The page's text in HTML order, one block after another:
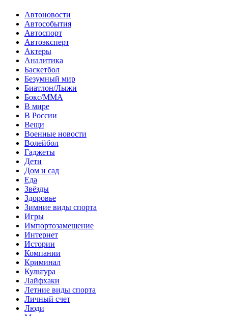
Автоновости
Автособытия
Автоспорт
Автоэксперт
Актеры
Аналитика
Баскетбол
Безумный мир
Биатлон/Лыжи
Бокс/MMA
В мире
В России
Вещи
Военные новости
Волейбол
Гаджеты
Дети
Дом и сад
Еда
Звёзды
Здоровье
Зимние виды спорта
Игры
Импортозамещение
Интернет
Истории
Компании
Криминал
Культура
Лайфхаки
Летние виды спорта
Личный счет
Люди